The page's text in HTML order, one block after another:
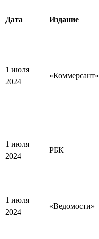
Дата Издание
1 июля
2024
«Коммерсант»
1 июля
2024
РБК
1 июля
2024
«Ведомости»